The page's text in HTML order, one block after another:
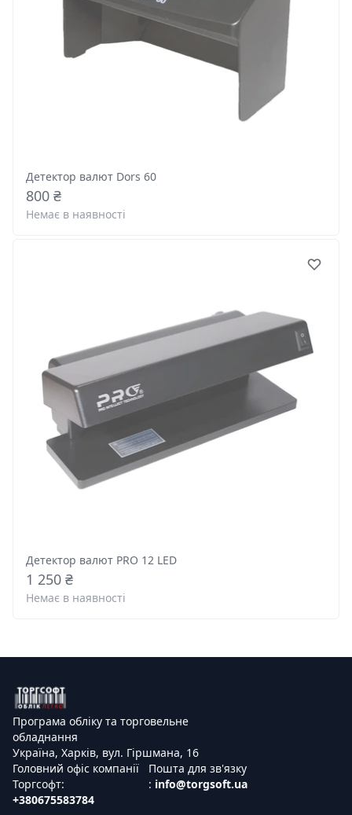
Детектор валют Dors 60
800 ₴
Немає в наявності
Детектор валют PRO 12 LED
1 250 ₴
Немає в наявності
Програма обліку та торговельне
обладнання
Україна, Харків, вул. Гіршмана, 16
Головний офіс компанії
Торгсофт:
+380675583784
Пошта для зв'язку
: info@torgsoft.ua